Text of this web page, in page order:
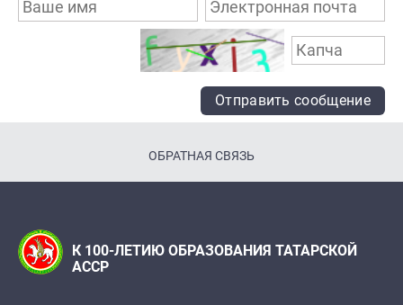
Отправить сообщение
ОБРАТНАЯ СВЯЗЬ
К 100-ЛЕТИЮ ОБРАЗОВАНИЯ ТАТАРСКОЙ
АССР